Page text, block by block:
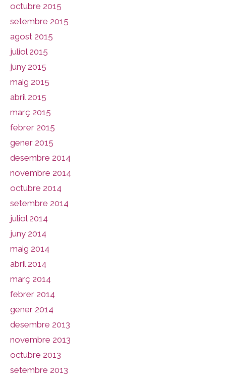
octubre 2015
setembre 2015
agost 2015
juliol 2015
juny 2015
maig 2015
abril 2015
març 2015
febrer 2015
gener 2015
desembre 2014
novembre 2014
octubre 2014
setembre 2014
juliol 2014
juny 2014
maig 2014
abril 2014
març 2014
febrer 2014
gener 2014
desembre 2013
novembre 2013
octubre 2013
setembre 2013